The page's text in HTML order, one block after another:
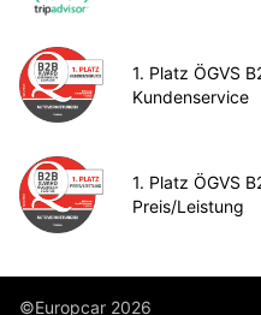
1. Platz ÖGVS
Kundenservice
1. Platz ÖGVS
Preis/Leistung
©Europcar 2026